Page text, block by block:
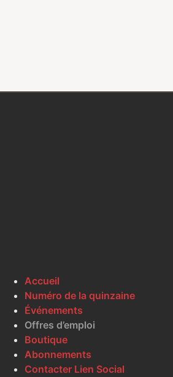
Accueil
Numéro de la quinzaine
Événements
Offres d’emploi
Boutique
Abonnements
Contacter Lien Social